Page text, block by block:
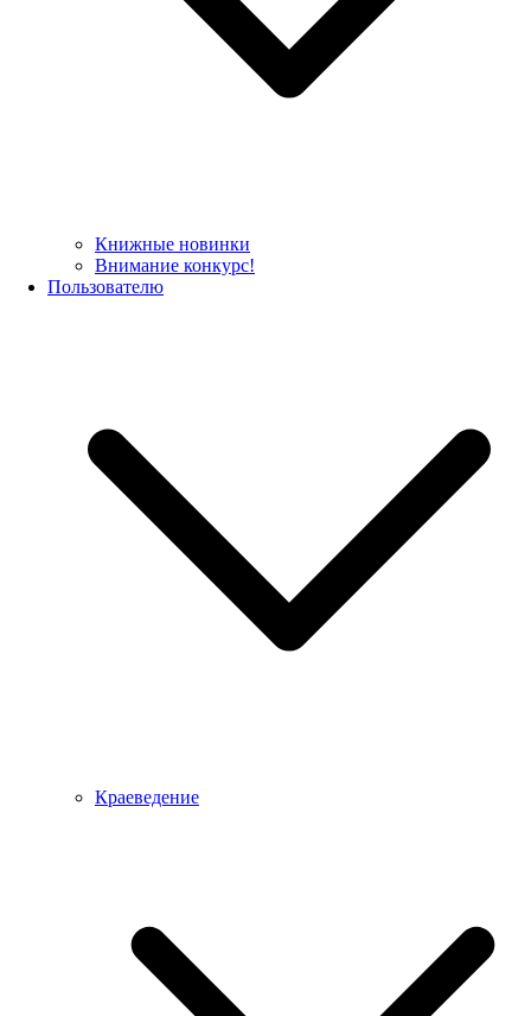
Книжные новинки
Внимание конкурс!
Пользователю
Краеведение